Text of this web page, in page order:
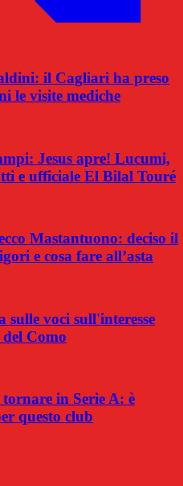
il Cagliari ha preso
le visite mediche
Jesus apre! Lucumi,
e ufficiale El Bilal Touré
Mastantuono: deciso il
e cosa fare all’asta
sulle voci sull'interesse
Como
in Serie A: è
questo club